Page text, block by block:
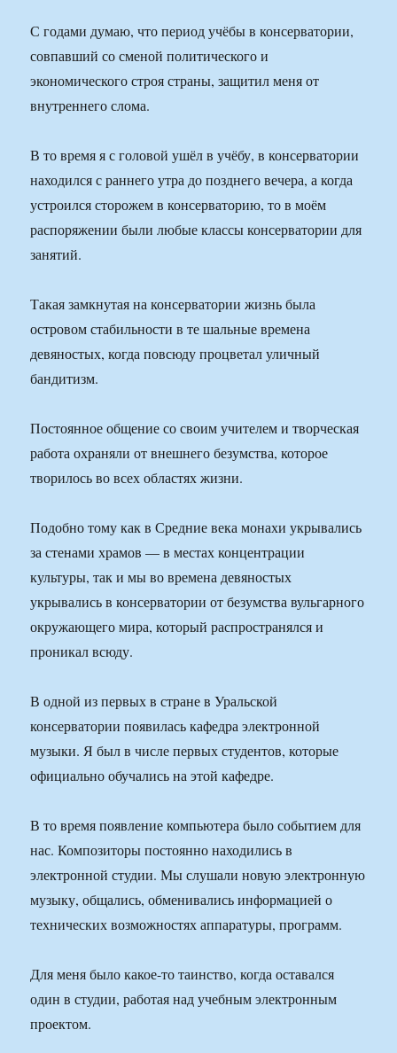
С годами думаю, что период учёбы в консерватории,
совпавший со сменой политического и
экономического строя страны, защитил меня от
внутреннего слома.
В то время я с головой ушёл в учёбу, в консерватории
находился с раннего утра до позднего вечера, а когда
устроился сторожем в консерваторию, то в моём
распоряжении были любые классы консерватории для
занятий.
Такая замкнутая на консерватории жизнь была
островом стабильности в те шальные времена
девяностых, когда повсюду процветал уличный
бандитизм.
Постоянное общение со своим учителем и творческая
работа охраняли от внешнего безумства, которое
творилось во всех областях жизни.
Подобно тому как в Средние века монахи укрывались
за стенами храмов — в местах концентрации
культуры, так и мы во времена девяностых
укрывались в консерватории от безумства вульгарного
окружающего мира, который распространялся и
проникал всюду.
В одной из первых в стране в Уральской
консерватории появилась кафедра электронной
музыки. Я был в числе первых студентов, которые
официально обучались на этой кафедре.
В то время появление компьютера было событием для
нас. Композиторы постоянно находились в
электронной студии. Мы слушали новую электронную
музыку, общались, обменивались информацией о
технических возможностях аппаратуры, программ.
Для меня было какое-то таинство, когда оставался
один в студии, работая над учебным электронным
проектом.